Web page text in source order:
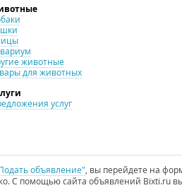
животные
для животных
услуг
объявление", вы перейдете на
С помощью сайта объявлений Bixti.ru